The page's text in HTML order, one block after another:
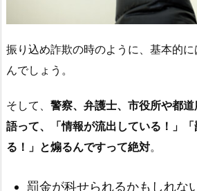
振り込め詐欺の時のように、基本的に
んでしょう。
そして、 警察、弁護士、市役所や都
語って、「情報が流出している！」
る！」と煽るんですって絶対。
罰金が科せられるかもしれな